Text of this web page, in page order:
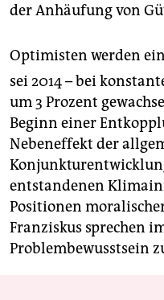
der Anhäufung von
Optimisten werden
sei 2014 – bei
um 3 Prozent
Beginn einer
Nebeneffekt der
entstandenen
Positionen
Franziskus sprechen
Problembewusstsein